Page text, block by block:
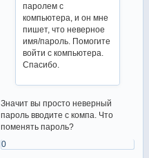
паролем с
компьютера, и он мне
пишет, что неверное
имя/пароль. Помогите
войти с компьютера.
Спасибо.
Значит вы просто неверный
пароль вводите с компа. Что
поменять пароль?
0